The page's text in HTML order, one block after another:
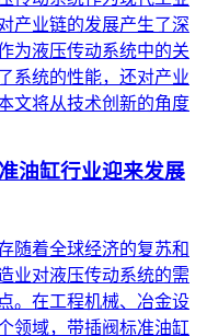
产业链的发展产生了深
为液压传动系统中的关
系统的性能，还对产业
文将从技术创新的角度
油缸行业迎来发展
随着全球经济的复苏和
业对液压传动系统的需
。在工程机械、冶金设
领域，带插阀标准油缸